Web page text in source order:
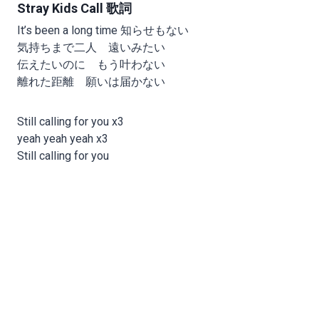
Stray Kids Call 歌詞
It’s been a long time 知らせもない
気持ちまで二人 遠いみたい
伝えたいのに もう叶わない
離れた距離 願いは届かない
Still calling for you x3
yeah yeah yeah x3
Still calling for you